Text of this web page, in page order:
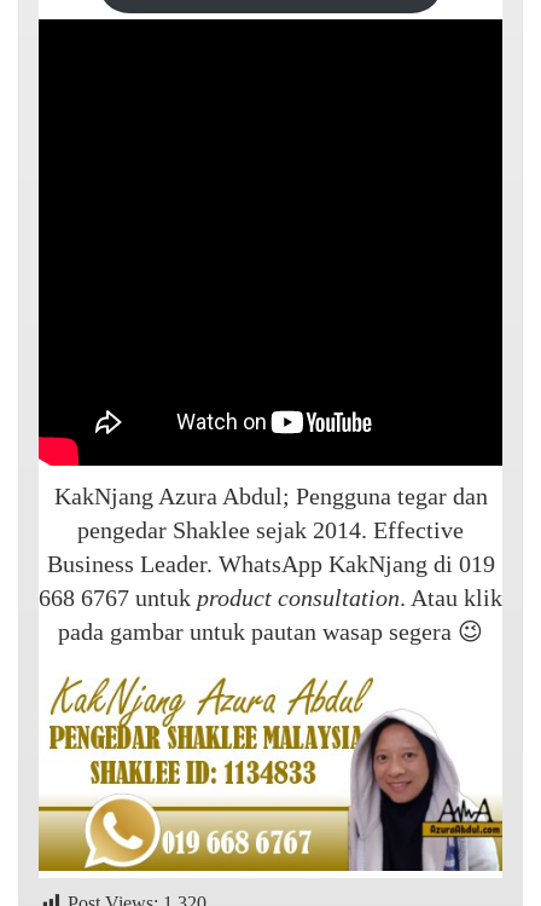
KakNjang Azura Abdul; Pengguna tegar dan
pengedar Shaklee sejak 2014. Effective
Business Leader. WhatsApp KakNjang di 019
668 6767 untuk product consultation. Atau klik
pada gambar untuk pautan wasap segera 😉